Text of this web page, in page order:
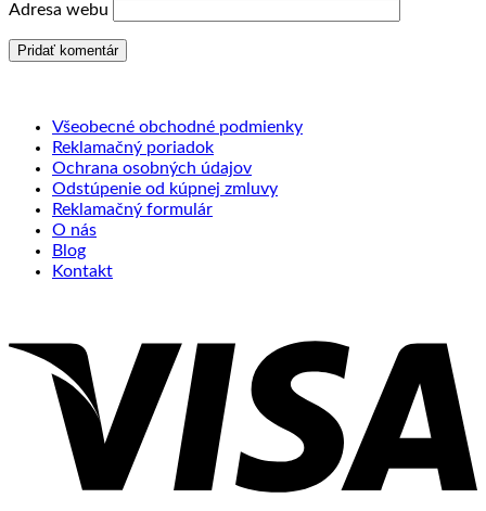
Adresa webu
Všeobecné obchodné podmienky
Reklamačný poriadok
Ochrana osobných údajov
Odstúpenie od kúpnej zmluvy
Reklamačný formulár
O nás
Blog
Kontakt